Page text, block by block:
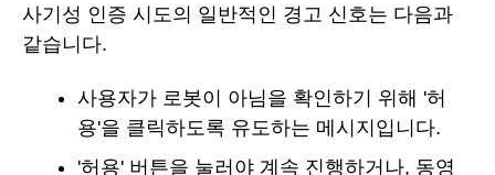
사기성 인증 시도의 일반적인 경고 신호는 다음과
같습니다.
사용자가 로봇이 아님을 확인하기 위해 '허
용'을 클릭하도록 유도하는 메시지입니다.
'허용' 버튼을 눌러야 계속 진행하거나, 동영